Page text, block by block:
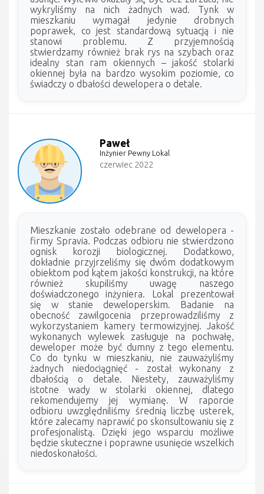
wykryliśmy na nich żadnych wad. Tynk w
mieszkaniu wymagał jedynie drobnych
poprawek, co jest standardową sytuacją i nie
stanowi problemu. Z przyjemnością
stwierdzamy również brak rys na szybach oraz
idealny stan ram okiennych – jakość stolarki
okiennej była na bardzo wysokim poziomie, co
świadczy o dbałości dewelopera o detale.
Paweł
Inżynier Pewny Lokal
czerwiec 2022
Mieszkanie zostało odebrane od dewelopera -
firmy Spravia. Podczas odbioru nie stwierdzono
ognisk korozji biologicznej. Dodatkowo,
dokładnie przyjrzeliśmy się dwóm dodatkowym
obiektom pod kątem jakości konstrukcji, na które
również skupiliśmy uwagę naszego
doświadczonego inżyniera. Lokal prezentował
się w stanie deweloperskim. Badanie na
obecność zawilgocenia przeprowadziliśmy z
wykorzystaniem kamery termowizyjnej. Jakość
wykonanych wylewek zasługuje na pochwałę,
deweloper może być dumny z tego elementu.
Co do tynku w mieszkaniu, nie zauważyliśmy
żadnych niedociągnięć - został wykonany z
dbałością o detale. Niestety, zauważyliśmy
istotne wady w stolarki okiennej, dlatego
rekomendujemy jej wymianę. W raporcie
odbioru uwzględniliśmy średnią liczbę usterek,
które zalecamy naprawić po skonsultowaniu się z
profesjonalistą. Dzięki jego wsparciu możliwe
będzie skuteczne i poprawne usunięcie wszelkich
niedoskonałości.